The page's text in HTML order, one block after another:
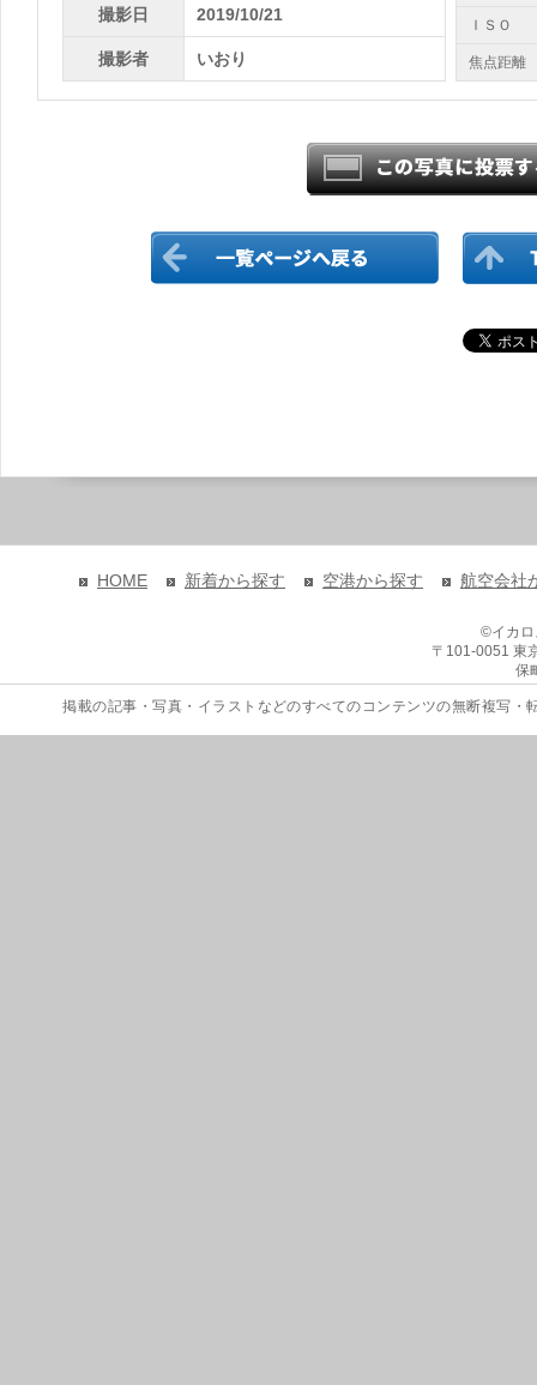
撮影日 2019/10/21
撮影者 いおり
ＩＳＯ
焦点距離
HOME 新着から探す 空港から探す 航空会社
©イカ
〒101-0051 東
保
掲載の記事・写真・イラストなどのすべてのコンテンツの無断複